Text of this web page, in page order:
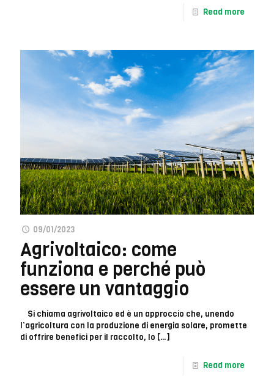
Read more
09/01/2023
Agrivoltaico: come
funziona e perché può
essere un vantaggio
Si chiama agrivoltaico ed è un approccio che, unendo
l’agricoltura con la produzione di energia solare, promette
di offrire benefici per il raccolto, lo […]
Read more